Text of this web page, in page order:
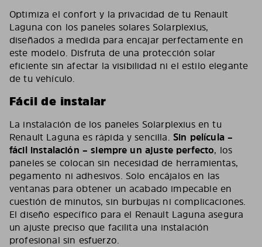
Optimiza el confort y la privacidad de tu Renault
Laguna con los paneles solares Solarplexius,
diseñados a medida para encajar perfectamente en
este modelo. Disfruta de una protección solar
eficiente sin afectar la visibilidad ni el estilo elegante
de tu vehículo.
Fácil de instalar
La instalación de los paneles Solarplexius en tu
Renault Laguna es rápida y sencilla. Sin película –
fácil instalación – siempre un ajuste perfecto, los
paneles se colocan sin necesidad de herramientas,
pegamento ni adhesivos. Solo encájalos en las
ventanas para obtener un acabado impecable en
cuestión de minutos, sin burbujas ni complicaciones.
El diseño específico para el Renault Laguna asegura
un ajuste preciso que facilita una instalación
profesional sin esfuerzo.